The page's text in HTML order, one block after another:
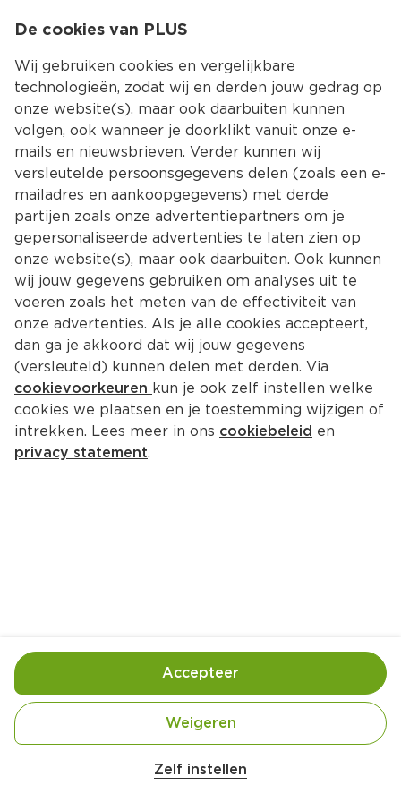
Kies jouw
Ingrediënten Bereiding
360 gram Tempeh
De cookies van PLUS
Wij gebruiken cookies en vergelijkbare
technologieën, zodat wij en derden jouw gedrag op
onze website(s), maar ook daarbuiten kunnen
volgen, ook wanneer je doorklikt vanuit onze e-
mails en nieuwsbrieven. Verder kunnen wij
versleutelde persoonsgegevens delen (zoals een e-
mailadres en aankoopgegevens) met derde
partijen zoals onze advertentiepartners om je
gepersonaliseerde advertenties te laten zien op
onze website(s), maar ook daarbuiten. Ook kunnen
wij jouw gegevens gebruiken om analyses uit te
voeren zoals het meten van de effectiviteit van
onze advertenties. Als je alle cookies accepteert,
dan ga je akkoord dat wij jouw gegevens
(versleuteld) kunnen delen met derden. Via
cookievoorkeuren kun je ook zelf instellen welke
cookies we plaatsen en je toestemming wijzigen of
intrekken. Lees meer in ons cookiebeleid en
privacy statement.
Zelf instellen
Weigeren
Accepteer